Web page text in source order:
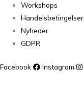
Workshops
Handelsbetingelser
Nyheder
GDPR
Facebook Instagram